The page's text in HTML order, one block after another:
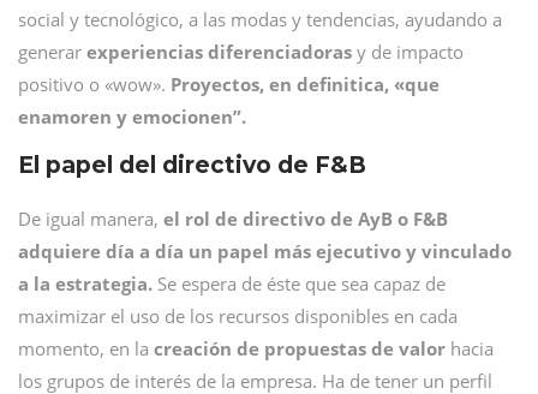
social y tecnológico, a las modas y tendencias, ayudando a
generar experiencias diferenciadoras y de impacto
positivo o «wow». Proyectos, en definitica, «que
enamoren y emocionen”.
El papel del directivo de F&B
De igual manera, el rol de directivo de AyB o F&B
adquiere día a día un papel más ejecutivo y vinculado
a la estrategia. Se espera de éste que sea capaz de
maximizar el uso de los recursos disponibles en cada
momento, en la creación de propuestas de valor hacia
los grupos de interés de la empresa. Ha de tener un perfil